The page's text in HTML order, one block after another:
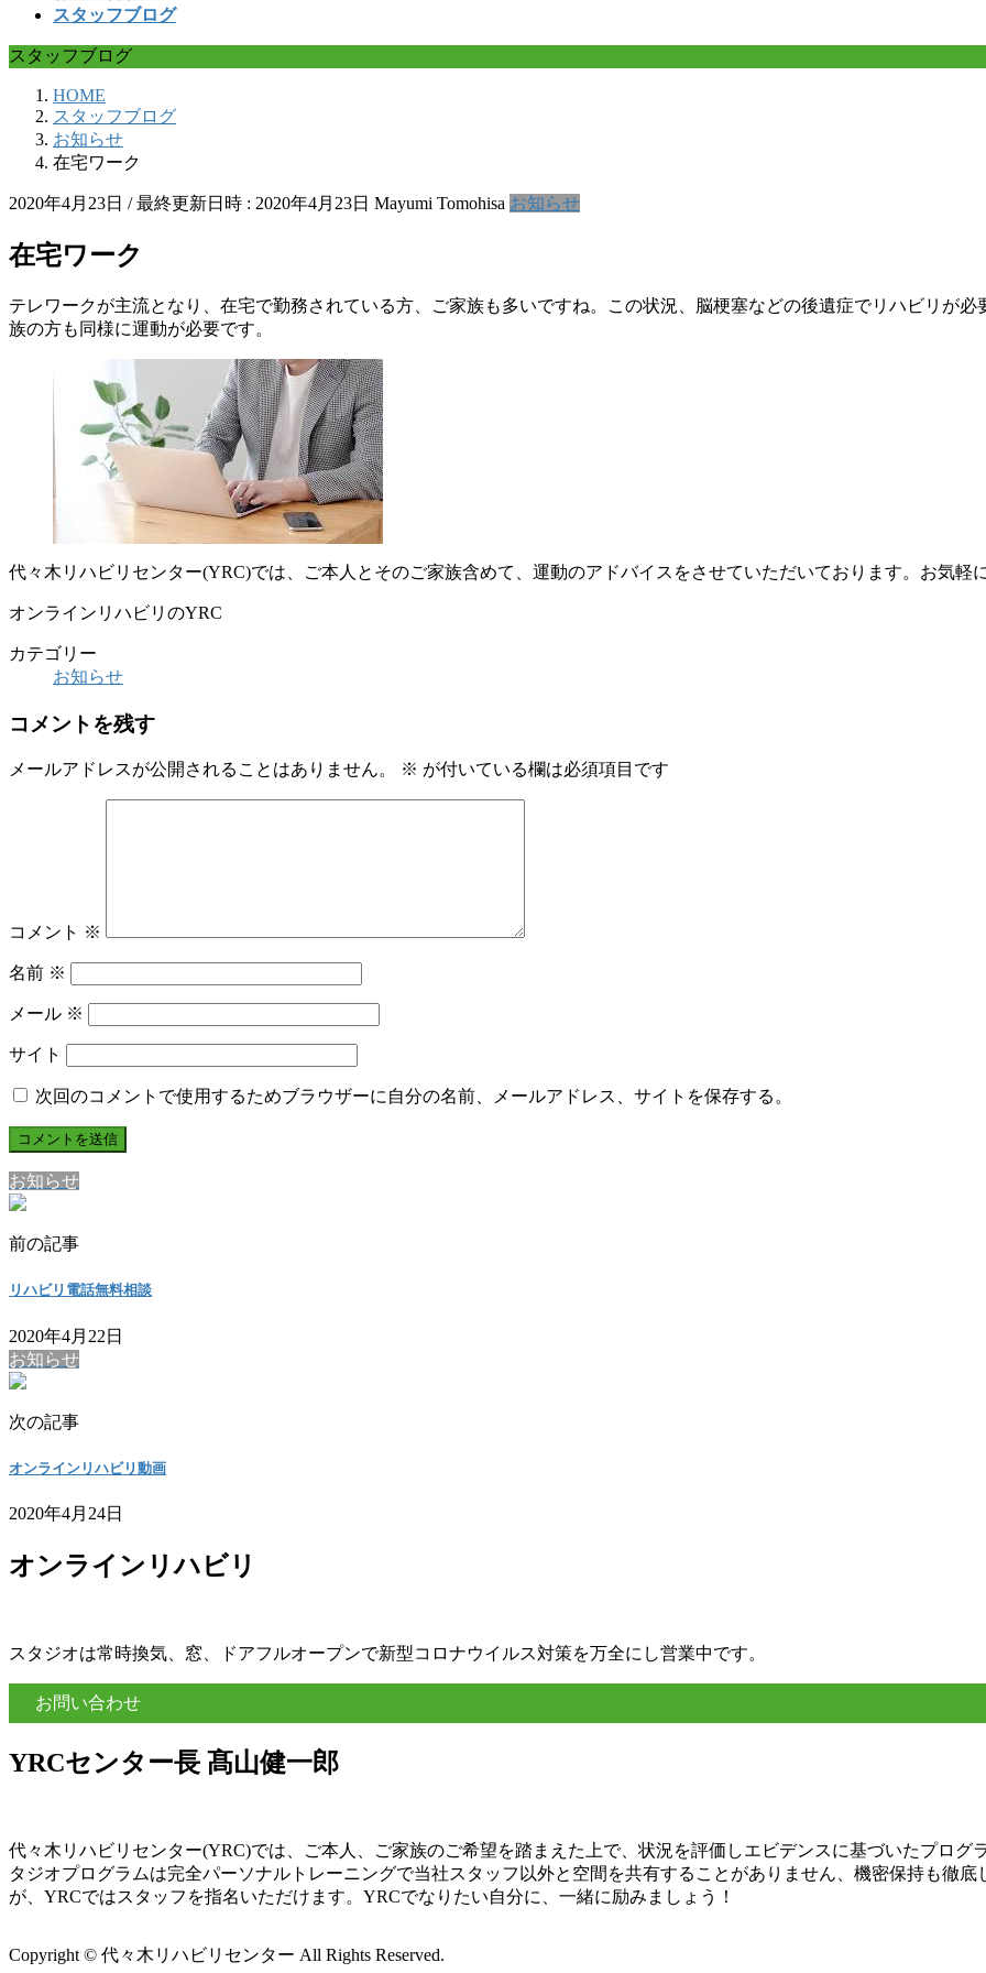
スタッフブログ
スタッフブログ
HOME
スタッフブログ
お知らせ
在宅ワーク
2020年4月23日 / 最終更新日時 : 2020年4月23日 Mayumi Tomohisa お知らせ
在宅ワーク
テレワークが主流となり、在宅で勤務されている方、ご家族も多いですね。この状況、脳梗塞などの後遺症でリハビリが
族の方も同様に運動が必要です。
代々木リハビリセンター(YRC)では、ご本人とそのご家族含めて、運動のアドバイスをさせていただいております。お気軽
オンラインリハビリのYRC
カテゴリー
お知らせ
コメントを残す
メールアドレスが公開されることはありません。 ※ が付いている欄は必須項目です
コメント ※
名前 ※
メール ※
サイト
次回のコメントで使用するためブラウザーに自分の名前、メールアドレス、サイトを保存する。
お知らせ
前の記事
リハビリ電話無料相談
2020年4月22日
お知らせ
次の記事
オンラインリハビリ動画
2020年4月24日
オンラインリハビリ
スタジオは常時換気、窓、ドアフルオープンで新型コロナウイルス対策を万全にし営業中です。
お問い合わせ
YRCセンター長 髙山健一郎
代々木リハビリセンター(YRC)では、ご本人、ご家族のご希望を踏まえた上で、状況を評価しエビデンスに基づいたプロ
タジオプログラムは完全パーソナルトレーニングで当社スタッフ以外と空間を共有することがありません、機密保持も徹
が、YRCではスタッフを指名いただけます。YRCでなりたい自分に、一緒に励みましょう！
Copyright © 代々木リハビリセンター All Rights Reserved.